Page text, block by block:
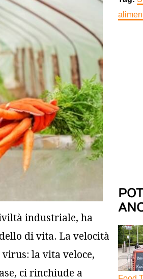
industriale, ha
di vita. La velocità
la vita veloce,
ci rinchiude a